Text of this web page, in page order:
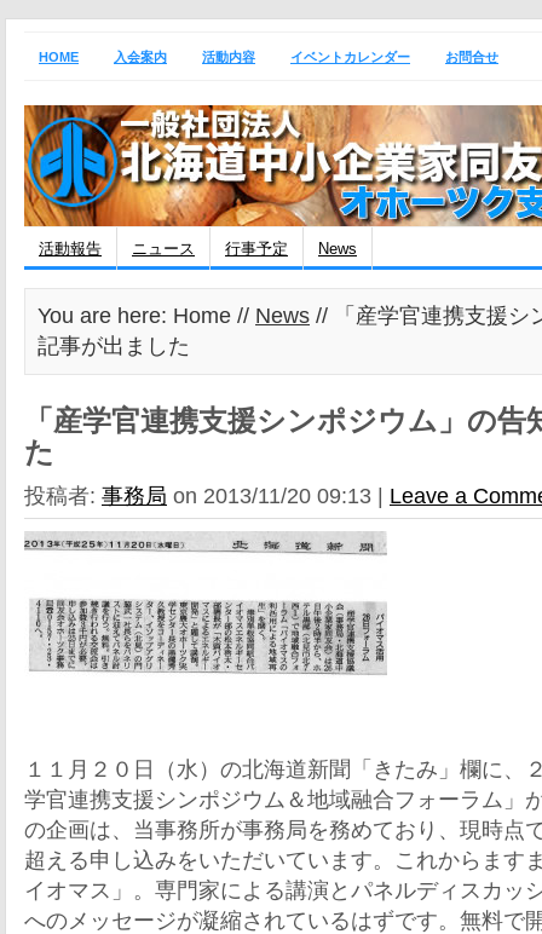
HOME 入会案内 活動内容 イベントカレンダー お問合せ
活動報告 ニュース 行事予定 News
You are here: Home // News // 「産学官連携支援シ
記事が出ました
「産学官連携支援シンポジウム」の告
た
投稿者: 事務局 on 2013/11/20 09:13 | Leave a
１１月２０日（水）の北海道新聞「きたみ」欄に、
学官連携支援シンポジウム＆地域融合フォーラム」
の企画は、当事務所が事務局を務めており 、現時点
超える申し込みをいただいています。これからます
イオマス」 。専門家による講演とパネルディスカッ
へのメッセージが凝縮されているはずです。無料で